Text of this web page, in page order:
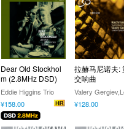
Dear Old Stockhol
m (2.8MHz DSD)
Eddie Higgins Trio
¥158.00
拉赫马尼诺夫:
交响曲
¥128.00